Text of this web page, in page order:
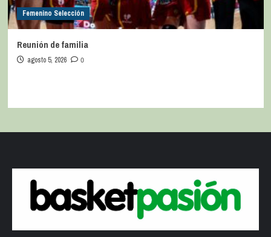
Femenino Selección
Reunión de familia
agosto 5, 2026 0